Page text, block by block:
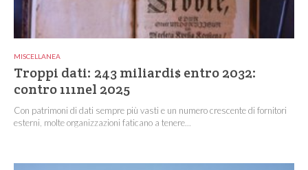
MISCELLANEA
Troppi dati: 243 miliardi$ entro 2032:
contro 111nel 2025
Con patrimoni di dati sempre più vasti e un numero crescente di fornitori
esterni, molte organizzazioni faticano a tenere...